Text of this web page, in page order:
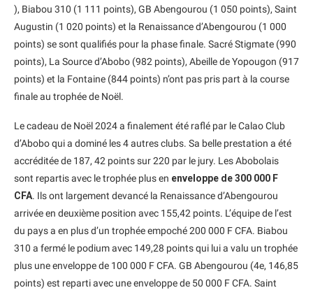
), Biabou 310 (1 111 points), GB Abengourou (1 050 points), Saint
Augustin (1 020 points) et la Renaissance d’Abengourou (1 000
points) se sont qualifiés pour la phase finale. Sacré Stigmate (990
points), La Source d’Abobo (982 points), Abeille de Yopougon (917
points) et la Fontaine (844 points) n’ont pas pris part à la course
finale au trophée de Noël.
Le cadeau de Noël 2024 a finalement été raflé par le Calao Club
d’Abobo qui a dominé les 4 autres clubs. Sa belle prestation a été
accréditée de 187, 42 points sur 220 par le jury. Les Abobolais
sont repartis avec le trophée plus en enveloppe de 300 000 F
CFA. Ils ont largement devancé la Renaissance d’Abengourou
arrivée en deuxième position avec 155,42 points. L’équipe de l’est
du pays a en plus d’un trophée empoché 200 000 F CFA. Biabou
310 a fermé le podium avec 149,28 points qui lui a valu un trophée
plus une enveloppe de 100 000 F CFA. GB Abengourou (4e, 146,85
points) est reparti avec une enveloppe de 50 000 F CFA. Saint